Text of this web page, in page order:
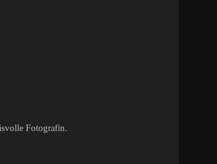
Fotografin.